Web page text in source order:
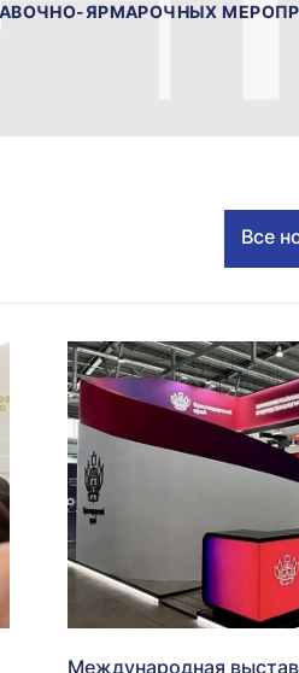
ЯРМАРОЧНЫХ
Все
Международная